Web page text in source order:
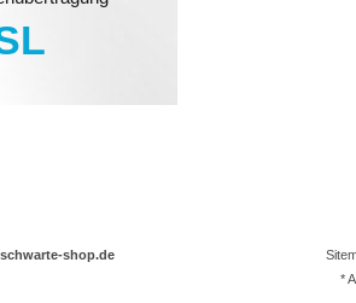
shop.de
*